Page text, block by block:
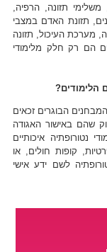
משלימי תזונה, הרפיה,
תזונת האדם במצבי
מערכת העיכול, תזונה
הם רק חלק מלימודי
הלימודים?
הבוגרים זכאים
שהם באישור האגודה
נטורופתיה איכותיים
קופות חולים, או
לשם ידע אישי